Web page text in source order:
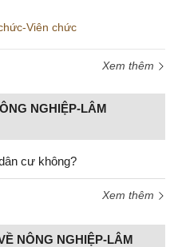
Viên chức
Xem thêm
NGHIỆP-LÂM
cư không?
Xem thêm
NÔNG NGHIỆP-LÂM